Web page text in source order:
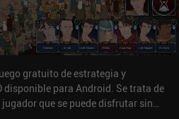
gratuito de estrategia y
disponible para Android. Se trata de
que se puede disfrutar sin